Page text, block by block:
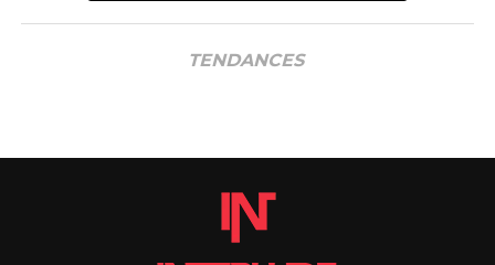
TENDANCES